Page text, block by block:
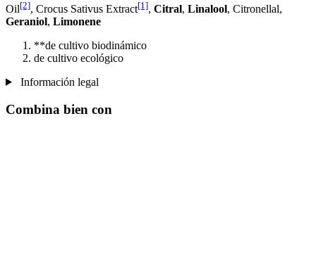
Oil[2], Crocus Sativus Extract[1], Citral, Linalool, Citronellal,
Geraniol, Limonene
**de cultivo biodinámico
de cultivo ecológico
Información legal
Combina bien con